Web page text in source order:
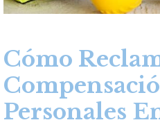
Cómo
Personales